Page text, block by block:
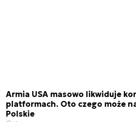
Armia USA masowo likwiduje
platformach. Oto czego może
Polskie